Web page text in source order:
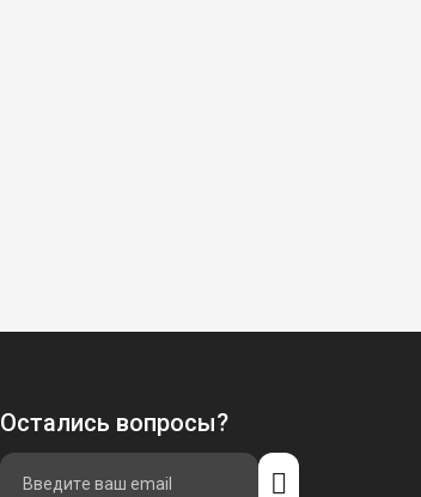
Остались вопросы?